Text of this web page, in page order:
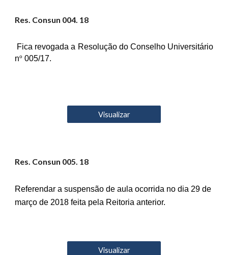
Res. Consun 004. 18
Fica revogada a Resolução do Conselho Universitário
no 005/17.
Visualizar
Res. Consun 005. 18
Referendar a suspensão de aula ocorrida no dia 29 de
março de 2018 feita pela Reitoria anterior.
Visualizar